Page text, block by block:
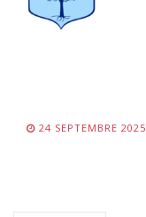
24 SEPTEMBRE 2025